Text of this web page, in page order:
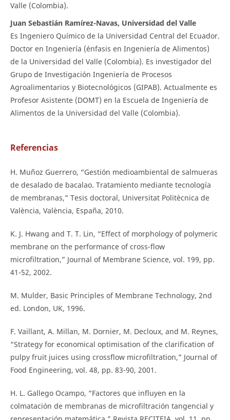
Valle (Colombia).
Juan Sebastián Ramírez-Navas, Universidad del Valle
Es Ingeniero Químico de la Universidad Central del Ecuador.
Doctor en Ingeniería (énfasis en Ingeniería de Alimentos)
de la Universidad del Valle (Colombia). Es investigador del
Grupo de Investigación Ingeniería de Procesos
Agroalimentarios y Biotecnológicos (GIPAB). Actualmente es
Profesor Asistente (DOMT) en la Escuela de Ingeniería de
Alimentos de la Universidad del Valle (Colombia).
Referencias
H. Muñoz Guerrero, “Gestión medioambiental de salmueras
de desalado de bacalao. Tratamiento mediante tecnología
de membranas,” Tesis doctoral, Universitat Politècnica de
València, València, España, 2010.
K. J. Hwang and T. T. Lin, “Effect of morphology of polymeric
membrane on the performance of cross-flow
microfiltration,” Journal of Membrane Science, vol. 199, pp.
41-52, 2002.
M. Mulder, Basic Principles of Membrane Technology, 2nd
ed. London, UK, 1996.
F. Vaillant, A. Millan, M. Dornier, M. Decloux, and M. Reynes,
“Strategy for economical optimisation of the clarification of
pulpy fruit juices using crossflow microfiltration,” Journal of
Food Engineering, vol. 48, pp. 83-90, 2001.
H. L. Gallego Ocampo, “Factores que influyen en la
colmatación de membranas de microfiltración tangencial y